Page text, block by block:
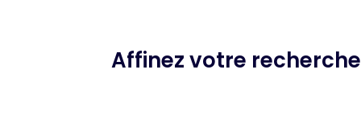
Affinez votre recherche